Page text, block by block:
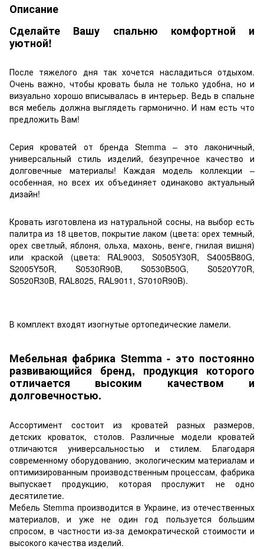
Описание
Сделайте Вашу спальню комфортной и
уютной!
После тяжелого дня так хочется насладиться отдыхом.
Очень важно, чтобы кровать была не только удобна, но и
визуально хорошо вписывалась в интерьер. Ведь в спальне
вся мебель должна выглядеть гармонично. И нам есть что
предложить Вам!
Серия кроватей от бренда Stemma – это лаконичный,
универсальный стиль изделий, безупречное качество и
долговечные материалы! Каждая модель коллекции –
особенная, но всех их объединяет одинаково актуальный
дизайн!
Кровать изготовлена ​​из натуральной сосны, на выбор есть
палитра из 18 цветов, покрытие лаком (цвета: орех темный,
орех светлый, яблоня, ольха, махонь, венге, гнилая вишня)
или краской (цвета: RAL9003, S0505Y30R, S4005B80G,
S2005Y50R, S0530R90B, S0530B50G, S0520Y70R,
S0520R30B, RAL8025, RAL9011, S7010R90B).
В комплект входят изогнутые ортопедические ламели.
Мебельная фабрика Stemma - это постоянно
развивающийся бренд, продукция которого
отличается высоким качеством и
долговечностью.
Ассортимент состоит из кроватей разных размеров,
детских кроваток, столов. Различные модели кроватей
отличаются универсальностью и стилем. Благодаря
современному оборудованию, экологическим материалам и
оптимизированным производственным процессам, фабрика
выпускает продукцию, которая прослужит не одно
десятилетие.
Мебель Stemma производится в Украине, из отечественных
материалов, и уже не один год пользуется большим
спросом, в частности из-за демократической стоимости и
высокого качества изделий.